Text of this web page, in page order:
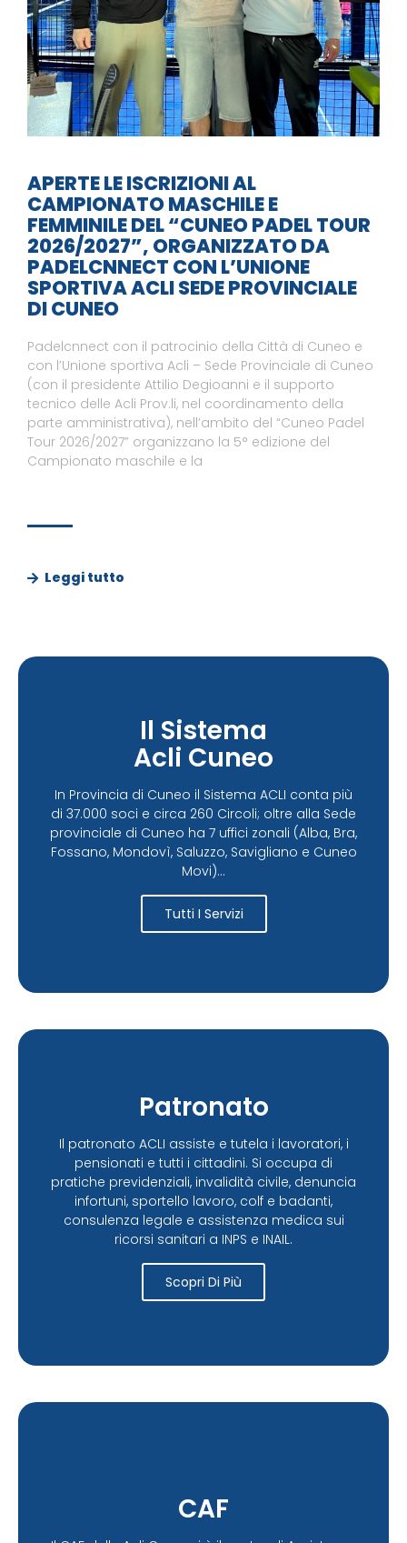
APERTE LE ISCRIZIONI AL
CAMPIONATO MASCHILE E
FEMMINILE DEL “CUNEO PADEL TOUR
2026/2027”, ORGANIZZATO DA
PADELCNNECT CON L’UNIONE
SPORTIVA ACLI SEDE PROVINCIALE
DI CUNEO
Padelcnnect con il patrocinio della Città di Cuneo e
con l’Unione sportiva Acli – Sede Provinciale di Cuneo
(con il presidente Attilio Degioanni e il supporto
tecnico delle Acli Prov.li, nel coordinamento della
parte amministrativa), nell’ambito del “Cuneo Padel
Tour 2026/2027” organizzano la 5° edizione del
Campionato maschile e la
Leggi tutto
Il Sistema
Acli Cuneo
In Provincia di Cuneo il Sistema ACLI conta più
di 37.000 soci e circa 260 Circoli; oltre alla Sede
provinciale di Cuneo ha 7 uffici zonali (Alba, Bra,
Fossano, Mondovì, Saluzzo, Savigliano e Cuneo
Movi)...
Tutti I Servizi
Patronato
Il patronato ACLI assiste e tutela i lavoratori, i
pensionati e tutti i cittadini. Si occupa di
pratiche previdenziali, invalidità civile, denuncia
infortuni, sportello lavoro, colf e badanti,
consulenza legale e assistenza medica sui
ricorsi sanitari a INPS e INAIL.
Scopri Di Più
CAF